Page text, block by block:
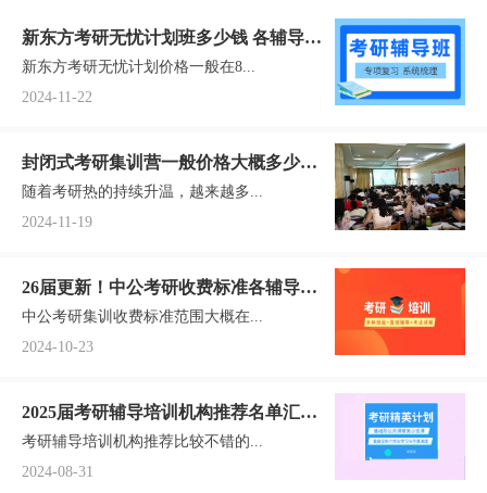
新东方考研无忧计划班多少钱 各辅导班
价格表
新东方考研无忧计划价格一般在8...
2024-11-22
封闭式考研集训营一般价格大概多少
钱？
随着考研热的持续升温，越来越多...
2024-11-19
26届更新！中公考研收费标准各辅导班
价格汇总一览
中公考研集训收费标准范围大概在...
2024-10-23
2025届考研辅导培训机构推荐名单汇总
一览
考研辅导培训机构推荐比较不错的...
2024-08-31